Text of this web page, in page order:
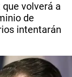
volverá a
de
intentarán